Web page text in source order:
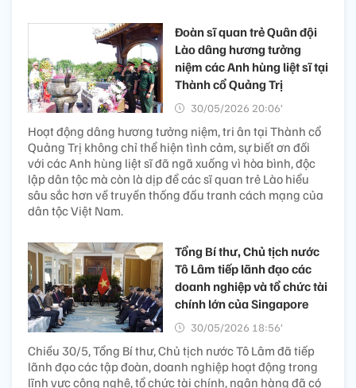
Đoàn sĩ quan trẻ Quân đội
Lào dâng hương tưởng
niệm các Anh hùng liệt sĩ tại
Thành cổ Quảng Trị
30/05/2026 20:06’
Hoạt động dâng hương tưởng niệm, tri ân tại Thành cổ
Quảng Trị không chỉ thể hiện tình cảm, sự biết ơn đối
với các Anh hùng liệt sĩ đã ngã xuống vì hòa bình, độc
lập dân tộc mà còn là dịp để các sĩ quan trẻ Lào hiểu
sâu sắc hơn về truyền thống đấu tranh cách mạng của
dân tộc Việt Nam.
Tổng Bí thư, Chủ tịch nước
Tô Lâm tiếp lãnh đạo các
doanh nghiệp và tổ chức tài
chính lớn của Singapore
30/05/2026 18:56’
Chiều 30/5, Tổng Bí thư, Chủ tịch nước Tô Lâm đã tiếp
lãnh đạo các tập đoàn, doanh nghiệp hoạt động trong
lĩnh vực công nghệ, tổ chức tài chính, ngân hàng đã có